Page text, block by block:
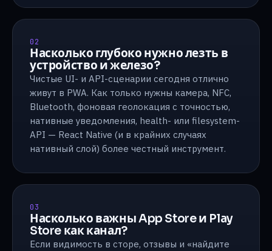
02
Насколько глубоко нужно лезть в
устройство и железо?
Чистые UI- и API-сценарии сегодня отлично
живут в PWA. Как только нужны камера, NFC,
Bluetooth, фоновая геолокация с точностью,
нативные уведомления, health- или filesystem-
API — React Native (и в крайних случаях
нативный слой) более честный инструмент.
03
Насколько важны App Store и Play
Store как канал?
Если видимость в сторе, отзывы и «найдите